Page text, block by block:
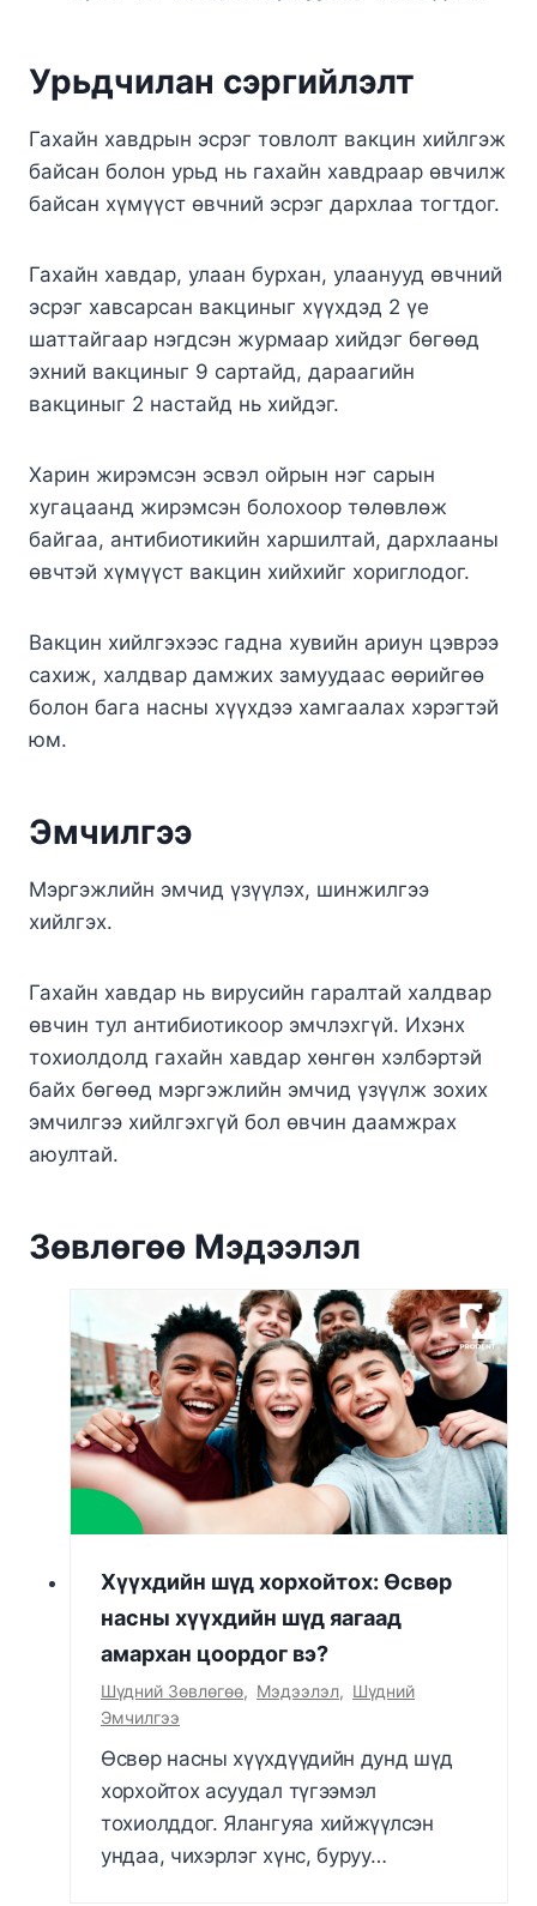
Урьдчилан сэргийлэлт
Гахайн хавдрын эсрэг товлолт вакцин хийлгэж
байсан болон урьд нь гахайн хавдраар өвчилж
байсан хүмүүст өвчний эсрэг дархлаа тогтдог.
Гахайн хавдар, улаан бурхан, улаанууд өвчний
эсрэг хавсарсан вакциныг хүүхдэд 2 үе
шаттайгаар нэгдсэн журмаар хийдэг бөгөөд
эхний вакциныг 9 сартайд, дараагийн
вакциныг 2 настайд нь хийдэг.
Харин жирэмсэн эсвэл ойрын нэг сарын
хугацаанд жирэмсэн болохоор төлөвлөж
байгаа, антибиотикийн харшилтай, дархлааны
өвчтэй хүмүүст вакцин хийхийг хориглодог.
Вакцин хийлгэхээс гадна хувийн ариун цэврээ
сахиж, халдвар дамжих замуудаас өөрийгөө
болон бага насны хүүхдээ хамгаалах хэрэгтэй
юм.
Эмчилгээ
Мэргэжлийн эмчид үзүүлэх, шинжилгээ
хийлгэх.
Гахайн хавдар нь вирусийн гаралтай халдвар
өвчин тул антибиотикоор эмчлэхгүй. Ихэнх
тохиолдолд гахайн хавдар хөнгөн хэлбэртэй
байх бөгөөд мэргэжлийн эмчид үзүүлж зохих
эмчилгээ хийлгэхгүй бол өвчин даамжрах
аюултай.
Зөвлөгөө Мэдээлэл
Хүүхдийн шүд хорхойтох: Өсвөр
насны хүүхдийн шүд яагаад
амархан цоордог вэ?
Шүдний Зөвлөгөө, Мэдээлэл, Шүдний
Эмчилгээ
Өсвөр насны хүүхдүүдийн дунд шүд
хорхойтох асуудал түгээмэл
тохиолддог. Ялангуяа хийжүүлсэн
ундаа, чихэрлэг хүнс, буруу…